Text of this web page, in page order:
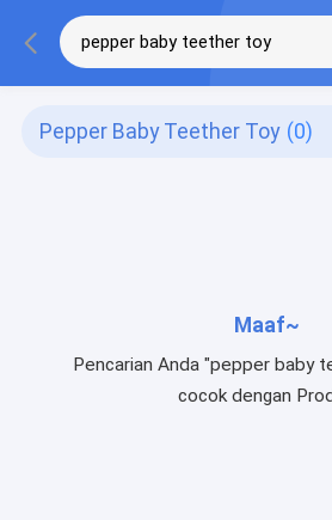
Pepper Baby Teether Toy (0)
Maaf~
Pencarian Anda "pepper baby
cocok dengan